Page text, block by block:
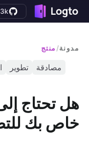
مدونة/ منتج
مصادقة تطوير
هل تحتاج
خاص بك